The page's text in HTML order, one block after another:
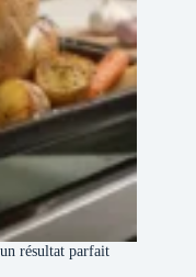
résultat parfait